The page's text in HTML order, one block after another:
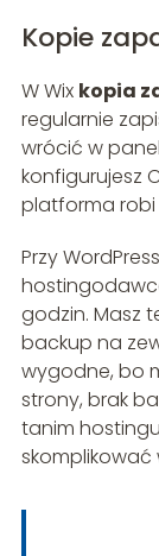
Kopie
W Wix kopia
regularnie
wrócić w
konfigurujesz
platforma robi
Przy
godzin. Masz
backup na
wygodne, bo
strony, brak
tanim
skomplikować